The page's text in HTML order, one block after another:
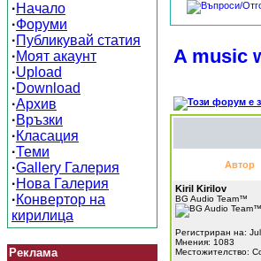
·Начало
·Форуми
·Публикувай статия
·Моят акаунт
·Upload
·Download
·Архив
·Връзки
·Класация
·Теми
·Gallery Галерия
·Нова Галерия
·Конвертор на
кирилица
Реклама
A music
Автор
Kiril Kirilov
BG Audio Team™
Регистриран на:
Мнения: 1083
Местожителство: